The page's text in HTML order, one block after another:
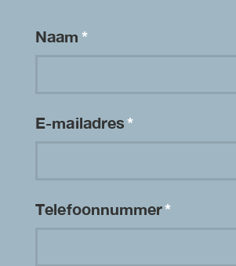
Naam*
E-mailadres*
Telefoonnummer*